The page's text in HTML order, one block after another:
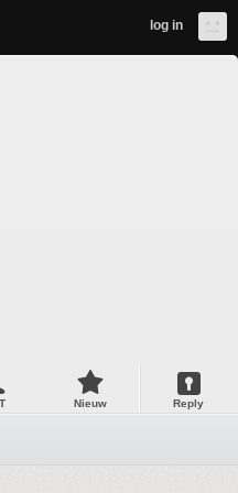
log in
Nieuw Reply